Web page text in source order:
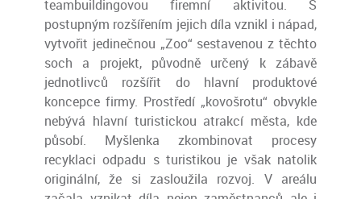
teambuildingovou firemní aktivitou. S
postupným rozšířením jejich díla vznikl i nápad,
vytvořit jedinečnou „Zoo“ sestavenou z těchto
soch a projekt, původně určený k zábavě
jednotlivců rozšířit do hlavní produktové
koncepce firmy. Prostředí „kovošrotu“ obvykle
nebývá hlavní turistickou atrakcí města, kde
působí. Myšlenka zkombinovat procesy
recyklaci odpadu s turistikou je však natolik
originální, že si zasloužila rozvoj. V areálu